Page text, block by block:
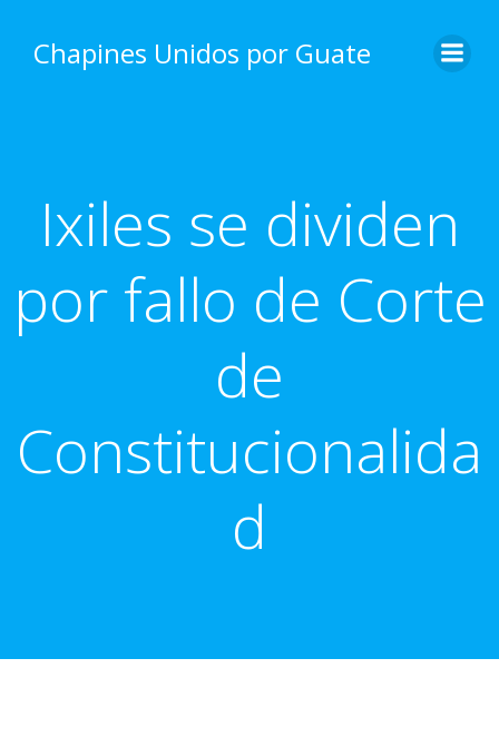
content
Chapines Unidos por Guate
Ixiles se dividen
por fallo de Corte
de
Constitucionalida
d